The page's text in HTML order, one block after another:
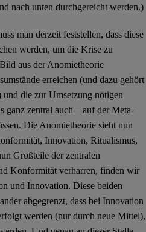
nach unten durchgereicht werden.)
man derzeit feststellen, dass diese
werden, um die Krise zu
aus der Anomietheorie
erreichen (und dazu gehört
die zur Umsetzung nötigen
ganz zentral auch – auf der Meta-
Die Anomietheorie sieht nun
Innovation, Ritualismus,
Großteile der zentralen
Konformität verharren, finden wir
und Innovation. Diese beiden
abgegrenzt, dass bei Innovation
werden (nur durch neue Mittel),